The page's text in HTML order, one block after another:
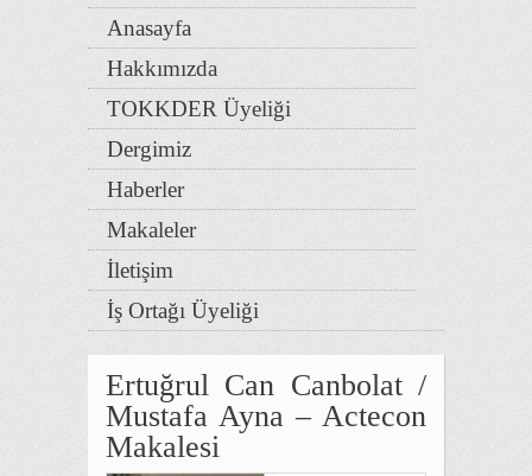
Anasayfa
Hakkımızda
TOKKDER Üyeliği
Dergimiz
Haberler
Makaleler
İletişim
İş Ortağı Üyeliği
Ertuğrul Can Canbolat /
Mustafa Ayna – Actecon
Makalesi